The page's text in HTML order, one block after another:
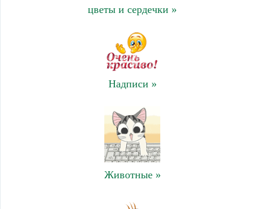
цветы и сердечки »
Надписи »
Животные »